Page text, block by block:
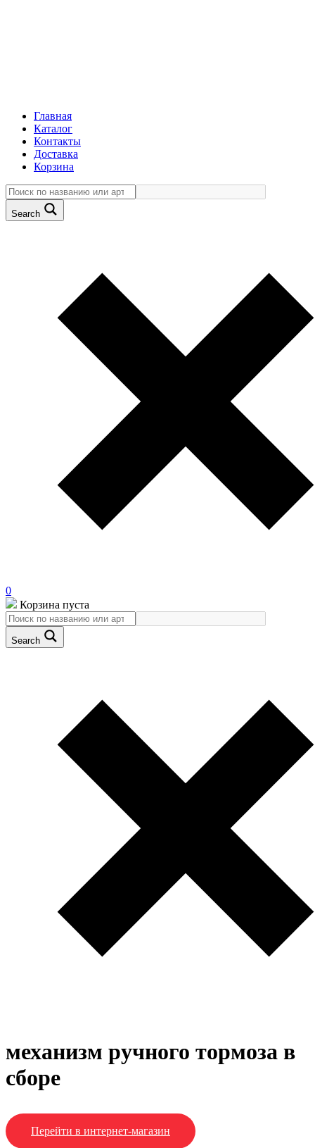
Главная
Каталог
Контакты
Доставка
Корзина
Search
0
Корзина пуста
Search
механизм ручного тормоза в
сборе
Перейти в интернет-магазин